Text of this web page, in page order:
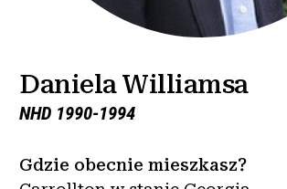
Daniela Williamsa
NHD 1990-1994
Gdzie obecnie mieszkasz?